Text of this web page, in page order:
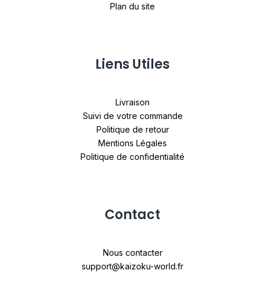
Plan du site
Liens Utiles
Livraison
Suivi de votre commande
Politique de retour
Mentions Légales
Politique de confidentialité
Contact
Nous contacter
support@kaizoku-world.fr